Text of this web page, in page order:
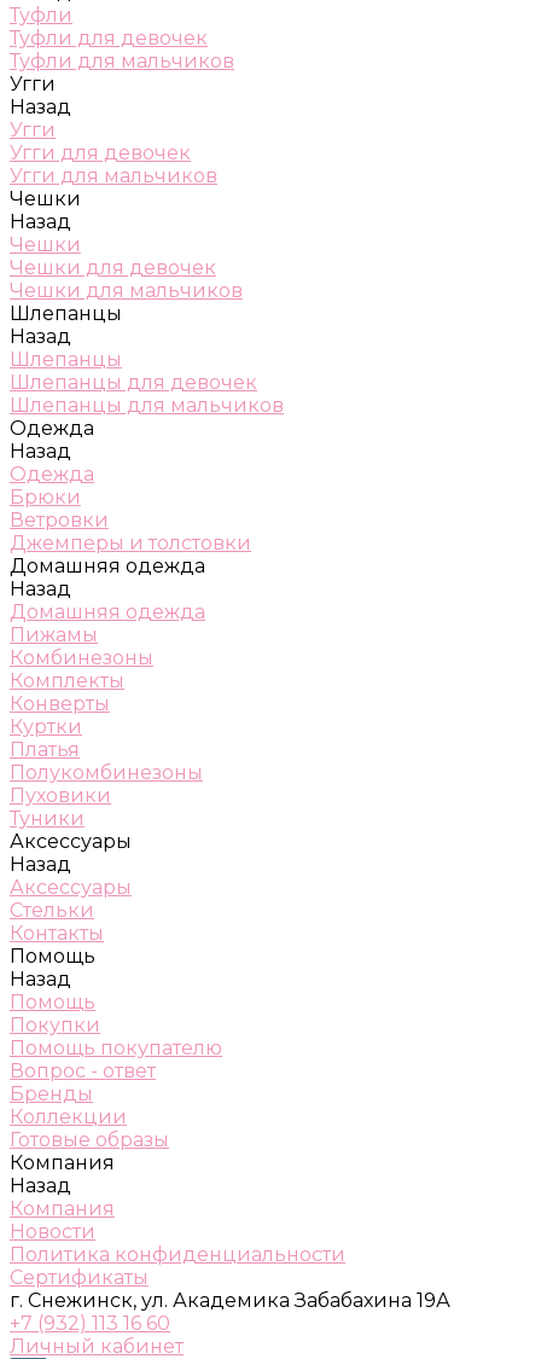
Туфли
Туфли для девочек
Туфли для мальчиков
Угги
Назад
Угги
Угги для девочек
Угги для мальчиков
Чешки
Назад
Чешки
Чешки для девочек
Чешки для мальчиков
Шлепанцы
Назад
Шлепанцы
Шлепанцы для девочек
Шлепанцы для мальчиков
Одежда
Назад
Одежда
Брюки
Ветровки
Джемперы и толстовки
Домашняя одежда
Назад
Домашняя одежда
Пижамы
Комбинезоны
Комплекты
Конверты
Куртки
Платья
Полукомбинезоны
Пуховики
Туники
Аксессуары
Назад
Аксессуары
Стельки
Контакты
Помощь
Назад
Помощь
Покупки
Помощь покупателю
Вопрос - ответ
Бренды
Коллекции
Готовые образы
Компания
Назад
Компания
Новости
Политика конфиденциальности
Сертификаты
г. Снежинск, ул. Академика Забабахина 19А
+7 (932) 113 16 60
Личный кабинет